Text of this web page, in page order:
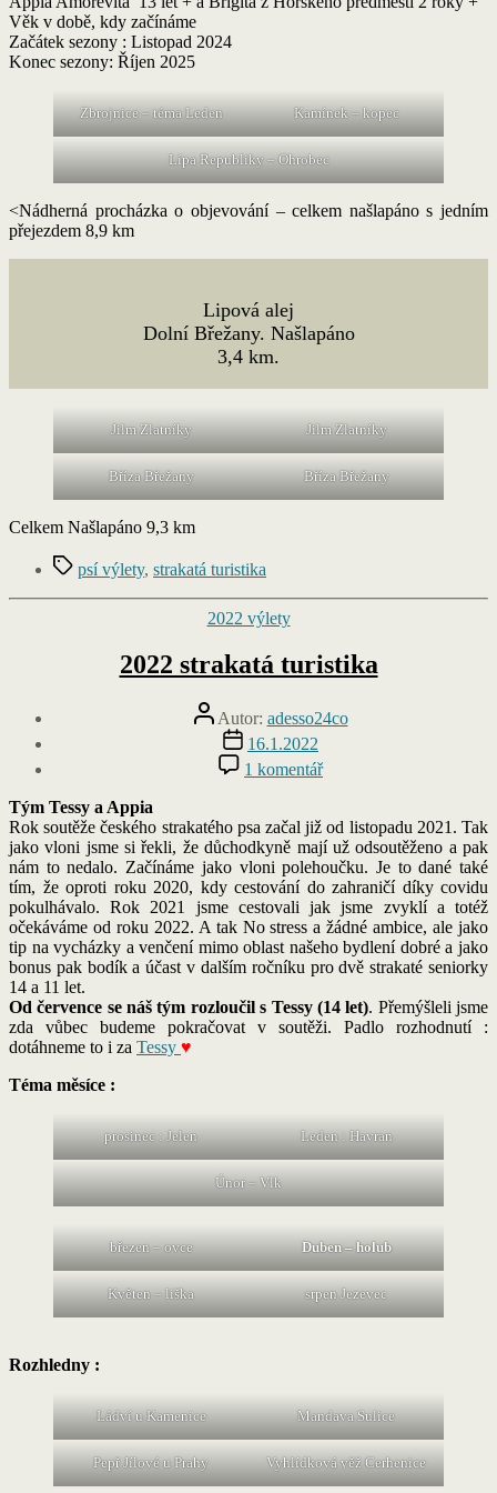
Strakatá
Věk v době, kdy začínáme
Začátek sezony : Listopad 2024
Konec sezony: Říjen 2025
Zbrojnice – téma Leden Kamínek – kopec
Lípa Republiky – Ohrobec
<Nádherná procházka o objevování – celkem našlapáno s jedním
přejezdem 8,9 km
Lipová alej
Dolní Břežany. Našlapáno
3,4 km.
Jilm Zlatníky Jilm Zlatníky
Bříza Břežany Bříza Břežany
Celkem Našlapáno 9,3 km
Štítkypsí výlety, strakatá turistika
Rubriky
2022 výlety
2022 strakatá turistika
Autor
příspěvku
Autor: adesso24co
Datum
příspěvku
16.1.2022
1 komentářu
textu
názvem
2022
strakatá
turistika
Tým Tessy a Appia
Rok soutěže českého strakatého psa začal již od listopadu 2021. Tak
jako vloni jsme si řekli, že důchodkyně mají už odsoutěženo a pak
nám to nedalo. Začínáme jako vloni polehoučku. Je to dané také
tím, že oproti roku 2020, kdy cestování do zahraničí díky covidu
pokulhávalo. Rok 2021 jsme cestovali jak jsme zvyklí a totéž
očekáváme od roku 2022. A tak No stress a žádné ambice, ale jako
tip na vycházky a venčení mimo oblast našeho bydlení dobré a jako
bonus pak bodík a účast v dalším ročníku pro dvě strakaté seniorky
14 a 11 let.
Od července se náš tým rozloučil s Tessy (14 let). Přemýšleli jsme
zda vůbec budeme pokračovat v soutěži. Padlo rozhodnutí :
dotáhneme to i za Tessy ♥
Téma měsíce :
prosinec : Jelen Leden : Havran
Únor – Vlk
březen – ovce Duben – holub
Květen – liška srpen Jezevec
Rozhledny :
Ládví u Kamenice Mandava Sulice
Pepř Jílové u Prahy Vyhlídková věž Cerhenice